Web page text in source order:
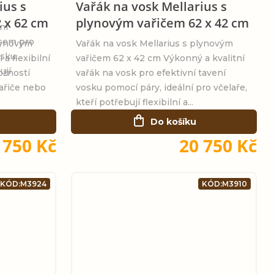
pro
s
62 cm
Kč
a flexibilní
nebo
Vařák na vosk Mellarius s
plynovým vařičem 62 x 42 cm
20 750 Kč
Do košíku
Vařák na vosk Mellarius s plynovým
vařičem 62 x 42 cm Výkonný a kvalitní
vařák na vosk pro efektivní tavení
vosku pomocí páry, ideální pro včelaře,
kteří potřebují flexibilní a...
KÓD:M3924 KÓD:M3910